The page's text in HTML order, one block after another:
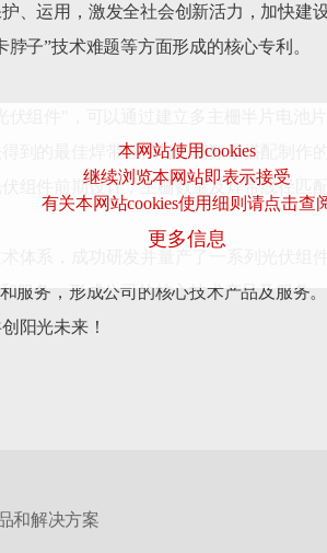
本网站使用cookies
继续浏览本网站即表示接受
有关本网站cookies使用细则请点击查
更多信息
、运用，激发全社会创新活力，加快建
子”技术难题等方面形成的核心专利。
组件"，可以通过建立多主栅半片电池
到的最佳焊带直径与主栅数量搭配制作
组件前期设计，主栅数量及焊带线径匹配
体系，成功研发并量产了一系列光伏组
服务，形成公司的核心技术产品及服务
和解决方案